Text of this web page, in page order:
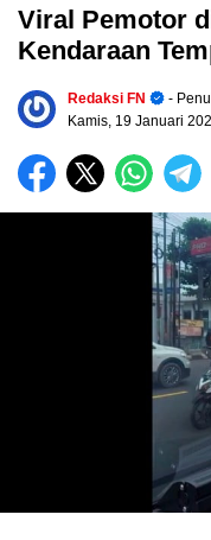
Viral Pemotor
Kendaraan
Redaksi FN
-
Kamis, 19 Januari